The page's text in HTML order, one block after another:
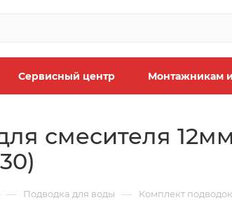
Сервисный центр Монтажникам
смесителя
— Подводка для воды — Комплект